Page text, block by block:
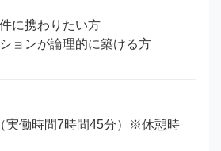
に携わりたい方
実働時間7時間45分）※休憩時